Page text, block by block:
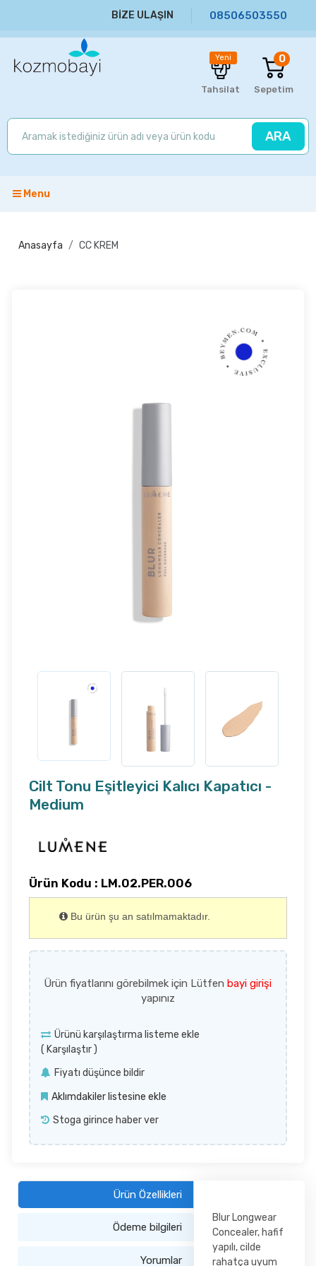
BİZE ULAŞIN 08506503550
ARA
Yeni
Tahsilat Sepetim
0
Menu
Anasayfa CC KREM
Cilt Tonu Eşitleyici Kalıcı Kapatıcı -
Medium
Ürün Kodu : LM.02.PER.006
Bu ürün şu an satılmamaktadır.
Ürün fiyatlarını görebilmek için Lütfenbayi girişi
yapınız
Ürünü karşılaştırma listeme ekle
( Karşılaştır )
Fiyatı düşünce bildir
Aklımdakiler listesine ekle
Stoga girince haber ver
Ürün Özellikleri
Ödeme bilgileri
Yorumlar
Blur Longwear
Concealer, hafif
yapılı, cilde
rahatça uyum